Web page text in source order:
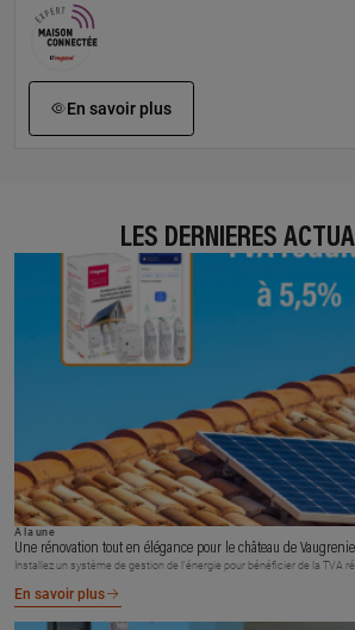
En savoir plus
LES DERNIÈRES
À la une
Une rénovation tout en élégance pour le château de
Installez un système de gestion de l’énergie pour bénéficier de la TVA
En savoir plus